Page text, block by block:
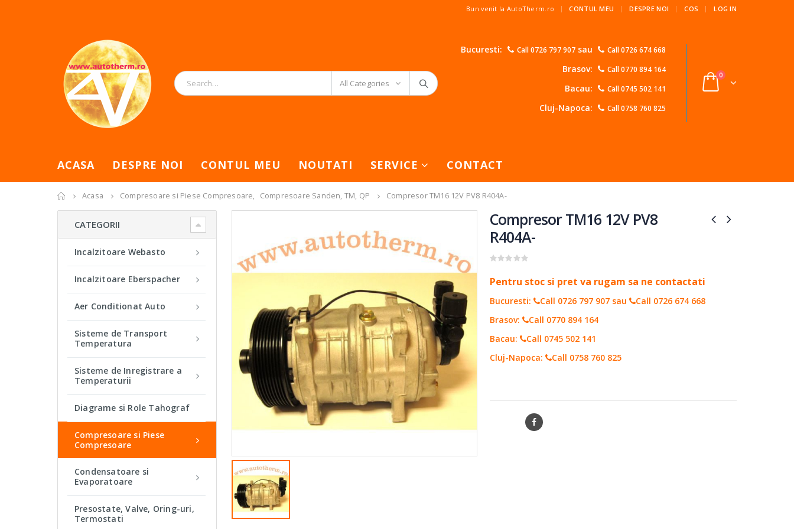
Bun venit la AutoTherm.ro | CONTUL MEU DESPRE NOI COS LOG IN
All Categories
Bucuresti: Call 0726 797 907sau Call 0726 674 668
Brasov: Call 0770 894 164
Bacau: Call 0745 502 141
Cluj-Napoca: Call 0758 760 825
0
ACASA DESPRE NOI CONTUL MEU NOUTATI SERVICE CONTACT
Acasa Compresoare si Piese Compresoare, Compresoare Sanden, TM, QP Compresor TM16 12V PV8 R404A-
Compresor TM16 12V PV8
R404A-
Pentru stoc si pret va rugam sa ne contactati
Bucuresti: Call 0726 797 907sau
Call 0726 674 668
Brasov:
Call 0770 894 164
Bacau:
Call 0745 502 141
Cluj-Napoca:
Call 0758 760 825
CATEGORII
Incalzitoare Webasto
Incalzitoare Eberspacher
Aer Conditionat Auto
Sisteme de Transport
Temperatura
Sisteme de Inregistrare a
Temperaturii
Diagrame si Role Tahograf
Compresoare si Piese
Compresoare
Condensatoare si
Evaporatoare
Presostate, Valve, Oring-uri,
Termostati